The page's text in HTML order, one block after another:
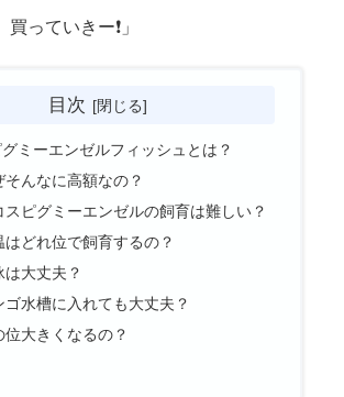
っていきー❗」
目次
ミーエンゼルフィッシュとは？
んなに高額なの？
ピグミーエンゼルの飼育は難しい？
どれ位で飼育するの？
大丈夫？
水槽に入れても大丈夫？
大きくなるの？